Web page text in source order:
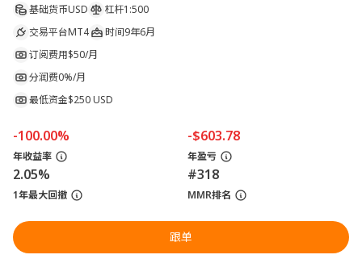
基础货币USD 杠杆1:500
交易平台MT4 时间9年6月
订阅费用$50/月
分润费0%/月
最低资金$250 USD
-100.00%
年收益率
-$603.78
年盈亏
2.05%
1年最大回撤
#318
MMR排名
跟单